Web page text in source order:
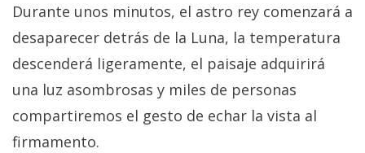
Durante unos minutos, el astro rey comenzará a
desaparecer detrás de la Luna, la temperatura
descenderá ligeramente, el paisaje adquirirá
una luz asombrosas y miles de personas
compartiremos el gesto de echar la vista al
firmamento.